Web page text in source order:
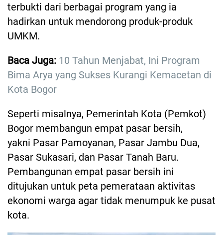
terbukti dari berbagai program yang ia
hadirkan untuk mendorong produk-produk
UMKM.
Baca Juga: 10 Tahun Menjabat, Ini Program
Bima Arya yang Sukses Kurangi Kemacetan di
Kota Bogor
Seperti misalnya, Pemerintah Kota (Pemkot)
Bogor membangun empat pasar bersih,
yakni Pasar Pamoyanan, Pasar Jambu Dua,
Pasar Sukasari, dan Pasar Tanah Baru.
Pembangunan empat pasar bersih ini
ditujukan untuk peta pemerataan aktivitas
ekonomi warga agar tidak menumpuk ke pusat
kota.